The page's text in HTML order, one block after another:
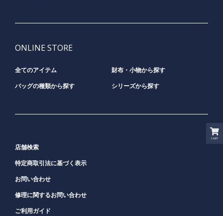
CART
ONLINE STORE
全てのアイテム 財布・小物から探す
バッグの種類から探す シリーズから探す
店舗検索
特定商取引法に基づく表示
お問い合わせ
修理に関するお問い合わせ
ご利用ガイド